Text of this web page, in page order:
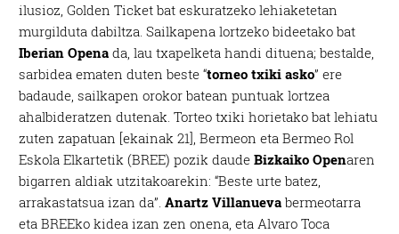
ilusioz, Golden Ticket bat eskuratzeko lehiaketetan
murgilduta dabiltza. Sailkapena lortzeko bideetako bat
Iberian Opena da, lau txapelketa handi dituena; bestalde,
sarbidea ematen duten beste “torneo txiki asko” ere
badaude, sailkapen orokor batean puntuak lortzea
ahalbideratzen dutenak. Torteo txiki horietako bat lehiatu
zuten zapatuan [ekainak 21], Bermeon eta Bermeo Rol
Eskola Elkartetik (BREE) pozik daudeBizkaiko Openaren
bigarren aldiak utzitakoarekin: “Beste urte batez,
arrakastatsua izan da”.Anartz Villanueva bermeotarra
eta BREEko kidea izan zen onena, eta Alvaro Toca